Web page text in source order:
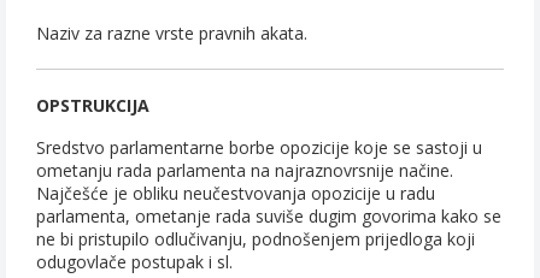
Naziv za razne vrste pravnih akata.
OPSTRUKCIJA
Sredstvo parlamentarne borbe opozicije koje se sastoji u
ometanju rada parlamenta na najraznovrsnije načine.
Najčešće je obliku neučestvovanja opozicije u radu
parlamenta, ometanje rada suviše dugim govorima kako se
ne bi pristupilo odlučivanju, podnošenjem prijedloga koji
odugovlače postupak i sl.